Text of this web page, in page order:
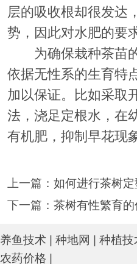
层的吸收根却很发达
势，因此对水肥的要
为确保栽种茶苗的
依据无性系的生育特
加以保证。比如采取
法，浇足定根水，在
有机肥，抑制早花现
上一篇： 如何进行茶树定
下一篇： 茶树有性繁育的
养鱼技术 | 种地网 | 种植技
农药价格 |